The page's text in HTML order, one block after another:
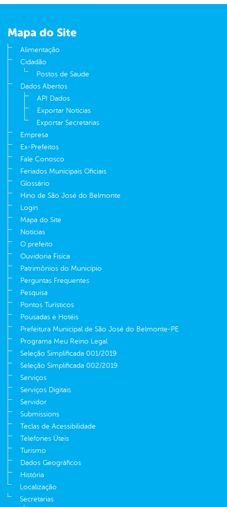
Mapa do Site
Alimentação
Cidadão
Postos de Saude
Dados Abertos
API Dados
Exportar Notícias
Exportar Secretarias
Empresa
Ex-Prefeitos
Fale Conosco
Feriados Municipais Oficiais
Glossário
Hino de São José do Belmonte
Login
Mapa do Site
Notícias
O prefeito
Ouvidoria Fisíca
Patrimônios do Município
Perguntas Frequentes
Pesquisa
Pontos Turísticos
Pousadas e Hotéis
Prefeitura Municipal de São José do Belmonte-PE
Programa Meu Reino Legal
Seleção Simplificada 001/2019
Seleção Simplificada 002/2019
Serviços
Serviços Digitais
Servidor
Submissions
Teclas de Acessibilidade
Telefones Úteis
Turismo
Dados Geográficos
História
Localização
Secretarias